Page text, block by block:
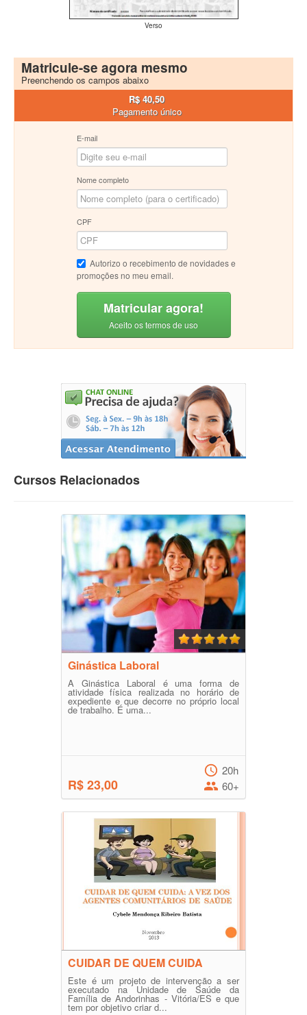
Verso
Matricule-se agora mesmo
Preenchendo os campos abaixo
R$ 40,50
Pagamento único
E-mail
Nome completo
CPF
Autorizo o recebimento de novidades e
promoções no meu email.
Matricular agora!
Aceito os termos de uso
Cursos Relacionados
Ginástica Laboral
A Ginástica Laboral é uma forma de
atividade física realizada no horário de
expediente e que decorre no próprio local
de trabalho. É uma...
R$ 23,00
20h
60+
CUIDAR DE QUEM CUIDA
Este é um projeto de intervenção a ser
executado na Unidade de Saúde da
Família de Andorinhas - Vitória/ES e que
tem por objetivo criar d...